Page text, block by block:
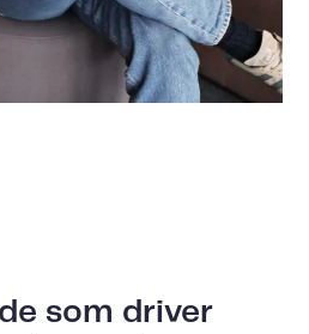
som driver